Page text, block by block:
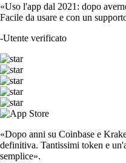
«Uso l'app dal 2021: dopo
Facile da usare e con un
-Utente verificato
«Dopo anni su Coinbase e
definitiva. Tantissimi token e
semplice».